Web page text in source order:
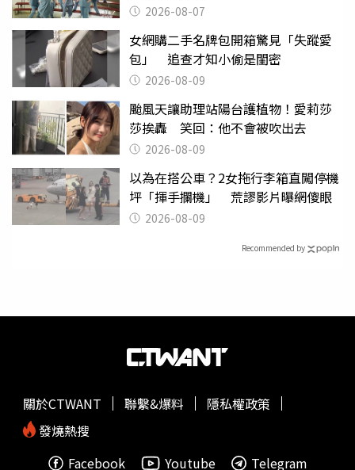
2026-08-07
女網購二手名牌包開箱驚見「失蹤愛
包」 追查才知小偷是閨密
2026-08-09
颱風天讓助理站陽台護植物！愛莉莎
莎挨轟 笑回：他不會被吹出去
2026-08-09
以為在搭公車？2女拖行李箱直闖停機
坪「揮手攔機」 荒謬影片曝網傻眼
2026-08-09
Recommended by
關於CTWANT 聯繫&爆料
隱私權政策
發燒熱搜
Facebook
Youtube Telegram